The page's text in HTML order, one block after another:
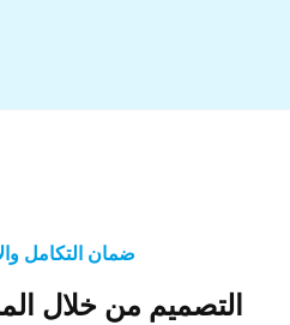
ضمان التكامل
التصميم من خلال